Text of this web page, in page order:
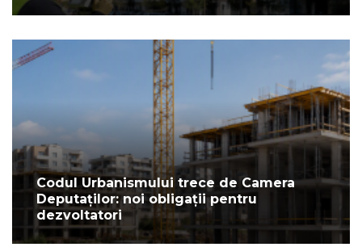
Codul Urbanismului trece de Camera
Deputaților: noi obligații pentru
dezvoltatori